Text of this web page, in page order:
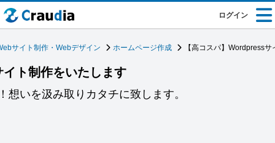
ログイン
サイト制作・Webデザイン ホームページ作成 【高コスパ】Wordpress
ト制作をいたします
想いを汲み取りカタチに致します。